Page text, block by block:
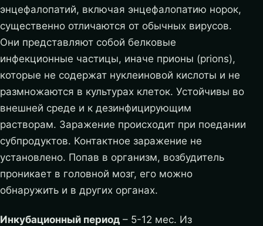
энцефалопатий, включая энцефалопатию норок,
существенно отличаются от обычных вирусов.
Они представляют собой белковые
инфекционные частицы, иначе прионы (рrions),
которые не содержат нуклеиновой кислоты и не
размножаются в культурах клеток. Устойчивы во
внешней среде и к дезинфицирующим
растворам. Заражение происходит при поедании
субпродуктов. Контактное заражение не
установлено. Попав в организм, возбудитель
проникает в головной мозг, его можно
обнаружить и в других органах.
Инкубационный период – 5-12 мес. Из